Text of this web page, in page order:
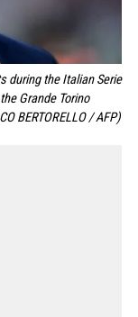
during the Italian Serie
Grande Torino
BERTORELLO / AFP)